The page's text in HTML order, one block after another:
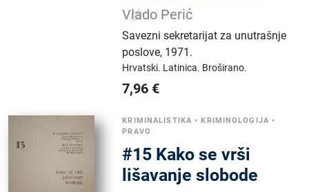
Vlado Perić
Savezni sekretarijat za unutrašnje
poslove, 1971.
Hrvatski. Latinica. Broširano.
7,96 €
KRIMINALISTIKA •KRIMINOLOGIJA •
PRAVO
#15 Kako se vrši
lišavanje slobode